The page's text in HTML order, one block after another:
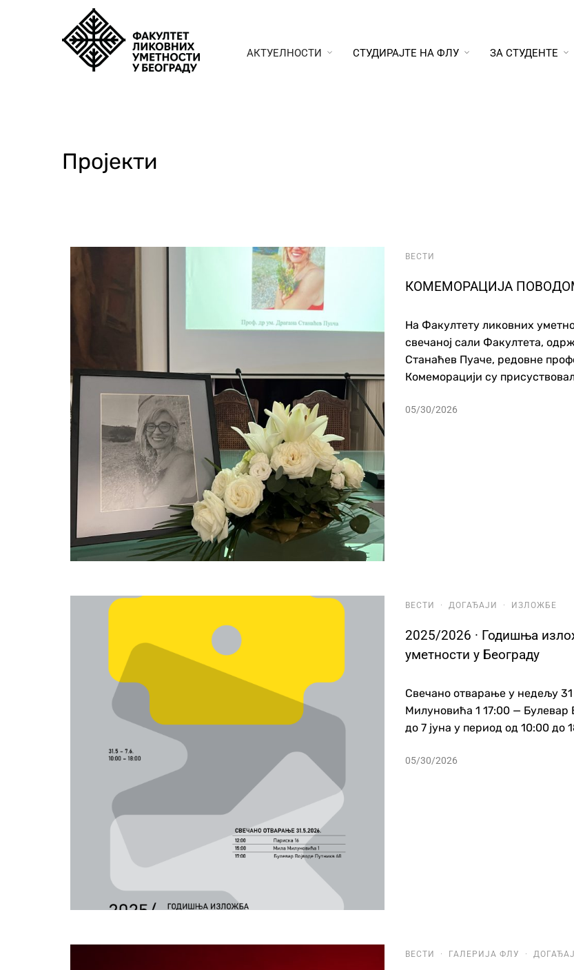
АКТУЕЛНОСТИ СТУДИРАЈТЕ НА ФЛУ ЗА СТУДЕНТЕ
Пројекти
ВЕСТИ
КОМЕМОРАЦИЈА
На Факултету ликовних
свечаној сали Факултета,
Станаћев Пуаче, редовне
Комеморацији су
05/30/2026
ВЕСТИ · ДОГАЂАЈИ · ИЗЛОЖБЕ
2025/2026 · Годишња
уметности у Београду
Свечано отварање у недељу
Милуновића 1 17:00 — Булевар
до 7 јуна у период од 10:00 до
05/30/2026
ВЕСТИ · ГАЛЕРИЈА ФЛУ ·